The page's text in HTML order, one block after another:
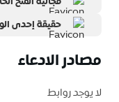
حقيقة إحدى
مصادر الادعاء
لا يوجد روابط